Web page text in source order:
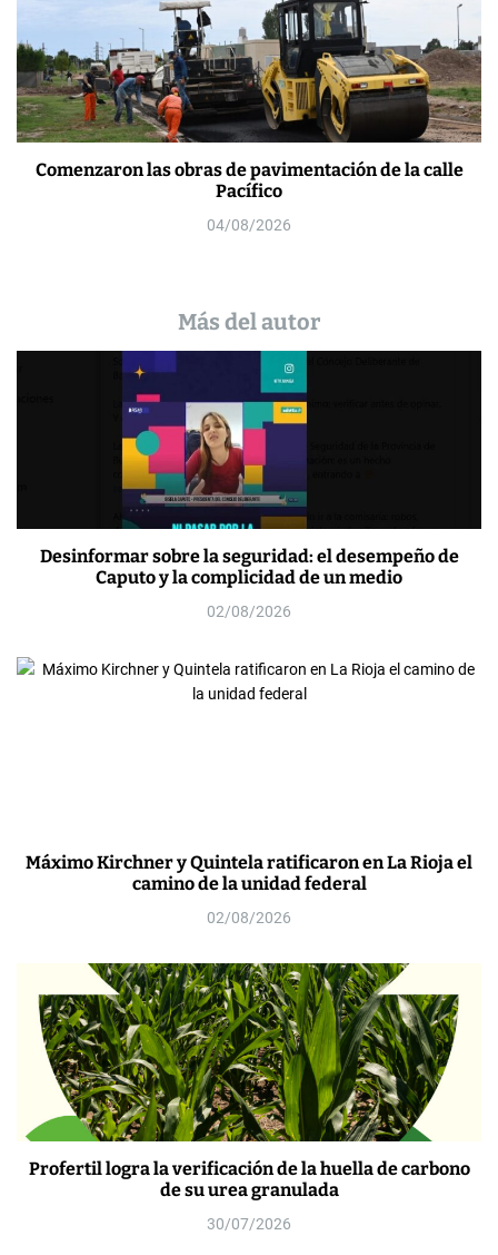
Comenzaron las obras de pavimentación de la calle
Pacífico
04/08/2026
Más del autor
Desinformar sobre la seguridad: el desempeño de
Caputo y la complicidad de un medio
02/08/2026
Máximo Kirchner y Quintela ratificaron en La Rioja el
camino de la unidad federal
02/08/2026
Profertil logra la verificación de la huella de carbono
de su urea granulada
30/07/2026